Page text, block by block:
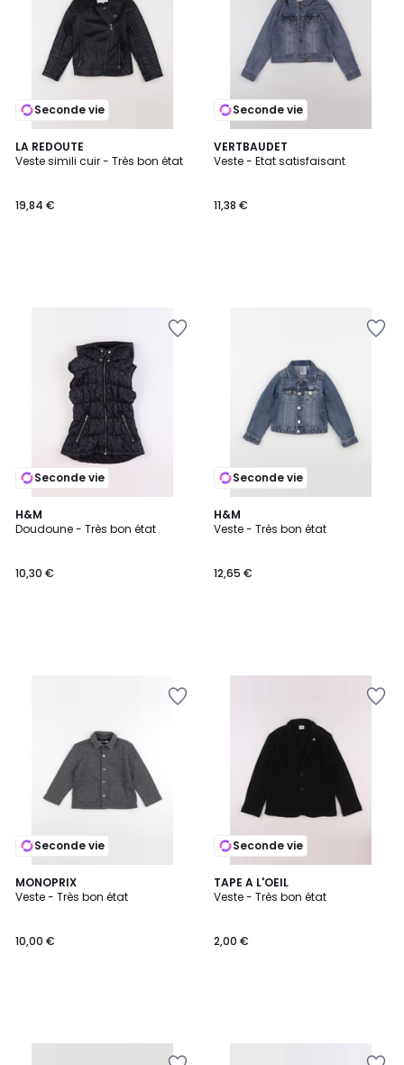
Seconde vie
LA REDOUTE
Veste simili cuir - Très bon état
19,84 €
Seconde vie
VERTBAUDET
Veste - Etat satisfaisant
11,38 €
Seconde vie
H&M
Doudoune - Très bon état
10,30 €
Seconde vie
H&M
Veste - Très bon état
12,65 €
Seconde vie
MONOPRIX
Veste - Très bon état
10,00 €
Seconde vie
TAPE A L'OEIL
Veste - Très bon état
2,00 €